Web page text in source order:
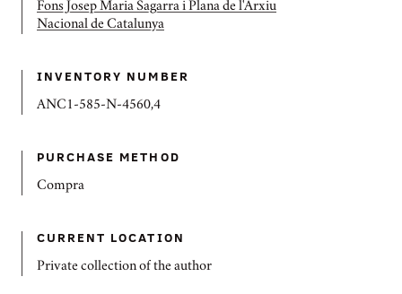
Fons Josep Maria Sagarra i Plana de l'Arxiu
Nacional de Catalunya
INVENTORY NUMBER
ANC1-585-N-4560,4
PURCHASE METHOD
Compra
CURRENT LOCATION
Private collection of the author